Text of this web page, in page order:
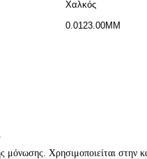
Χαλκός
0.0123.00MM
μόνωσης. Χρησιμοποιείται στην